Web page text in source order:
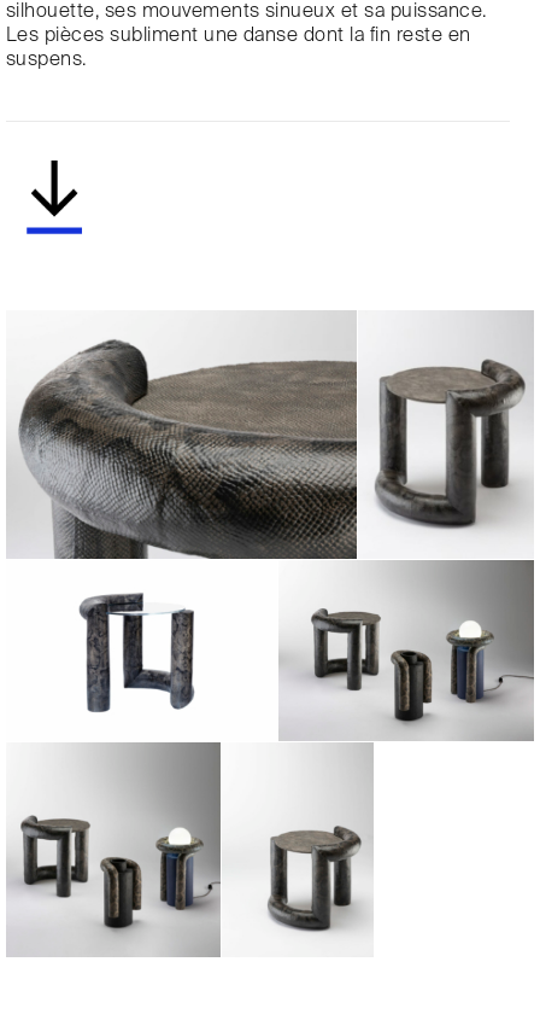
silhouette, ses mouvements sinueux et sa puissance.
Les pièces subliment une danse dont la fin reste en
suspens.